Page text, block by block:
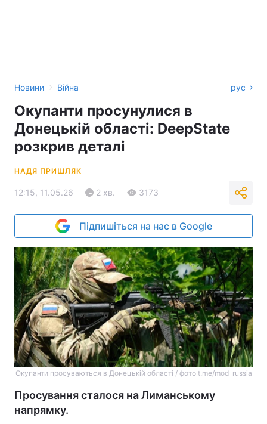
Новини › Війна рус
Окупанти просунулися в
Донецькій області: DeepState
розкрив деталі
НАДЯ ПРИШЛЯК
12:15, 11.05.26 2 хв. 3173
Підпишіться на нас в Google
Окупанти просуваються в Донецькій області / фото t.me/mod_russia
Просування сталося на Лиманському
напрямку.